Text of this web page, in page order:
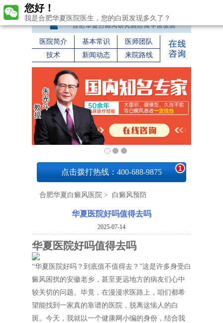
医院简介 基本常识
医师团队
技术
新闻动态 来院路线
点击拨打热线：400-688-9875 1
合肥华夏白癜风医院 > 白癜风预防
华夏医院好吗值得去吗
2025-07-14
华夏医院好吗值得去吗
“华夏医院好吗？到底值不值得去？”这是许多身受白
癜风困扰的安徽老乡，甚至更远地方的病友们心中
较关切的问题。毕竟，在漫漫求医路上，咱们都希
望能找到一家真的靠谱的医院，脱离这恼人的白
斑。今天，我就以一个健康网小编的身份，结合我
您好！
我是合肥华夏医院医生，您的白斑发现多久了？